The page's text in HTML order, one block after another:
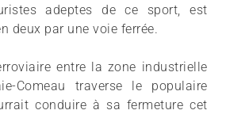
adeptes de ce sport, est
deux par une voie ferrée.
entre la zone industrielle
Comeau traverse le populaire
conduire à sa fermeture cet